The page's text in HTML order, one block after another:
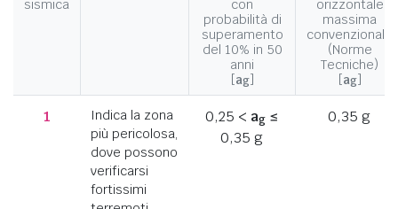
sismica
con
probabilità di
superamento
del 10% in 50
anni
[ag]
orizzontale
massima
convenzionale
(Norme
Tecniche)
[ag]
1
Indica la zona
più pericolosa,
dove possono
verificarsi
fortissimi
0,25 < ag≤
0,35 g
0,35 g